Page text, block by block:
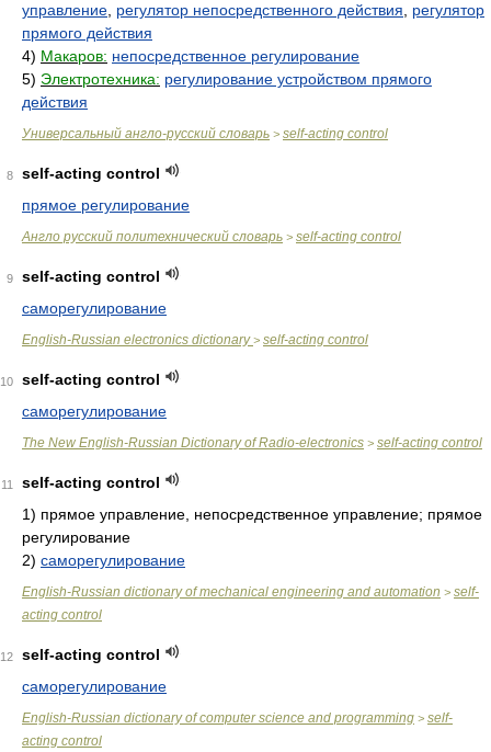
управление регулятор непосредственного действия
регулятор
прямого действия
4) Макаров: непосредственное регулирование
5) Электротехника: регулирование устройством прямого
действия
Универсальный англо-русский словарь > self-acting control
8
self-acting control
прямое регулирование
Англо русский политехнический словарь > self-acting control
9
self-acting control
саморегулирование
English-Russian electronics dictionary> self-acting control
10
self-acting control
саморегулирование
The New English-Russian Dictionary of Radio-electronics > self-acting control
11
self-acting control
1) прямое управление, непосредственное управление; прямое
регулирование
2) саморегулирование
English-Russian dictionary of mechanical engineering and automation > self-
acting control
12
self-acting control
саморегулирование
English-Russian dictionary of computer science and programming > self-
acting control